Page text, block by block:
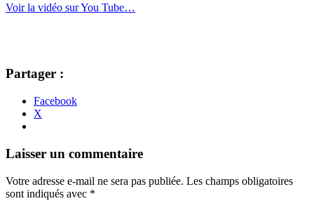
Voir la vidéo sur You Tube…
Partager :
Facebook
X
Navigation
articles
←
→
Laisser un commentaire
Votre adresse e-mail ne sera pas publiée. Les champs obligatoires
sont indiqués avec *